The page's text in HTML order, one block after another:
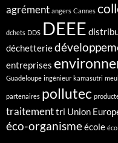
agrément angers Cannes
dchets DDS DEEE
déchetterie
entreprises
Guadeloupe ingénieur kamasutri
partenaires pollutec
traitementtri Union
éco-organismeécole